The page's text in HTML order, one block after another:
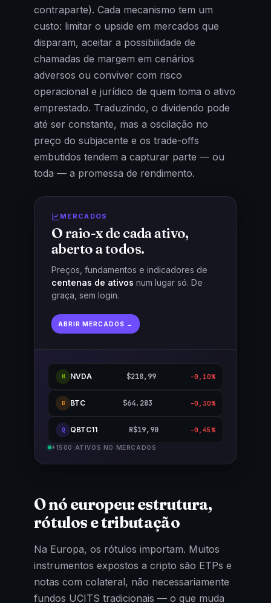
contraparte). Cada mecanismo tem um
custo: limitar o upside em mercados que
disparam, aceitar a possibilidade de
chamadas de margem em cenários
adversos ou conviver com risco
operacional e jurídico de quem toma o ativo
emprestado. Traduzindo, o dividendo pode
até ser constante, mas a oscilação no
preço do subjacente e os trade-offs
embutidos tendem a capturar parte — ou
toda — a promessa de rendimento.
MERCADOS
O raio-x de cada ativo,
aberto a todos.
Preços, fundamentos e indicadores de
centenas de ativos num lugar só. De
graça, sem login.
ABRIR MERCADOS →
N NVDA $218,99 -0,10%
B BTC $64.283 -0,30%
Q QBTC11 R$19,90 -0,45%
+1500 ATIVOS NO MERCADOS
O nó europeu: estrutura,
rótulos e tributação
Na Europa, os rótulos importam. Muitos
instrumentos expostos a cripto são ETPs e
notas com colateral, não necessariamente
fundos UCITS tradicionais — o que muda